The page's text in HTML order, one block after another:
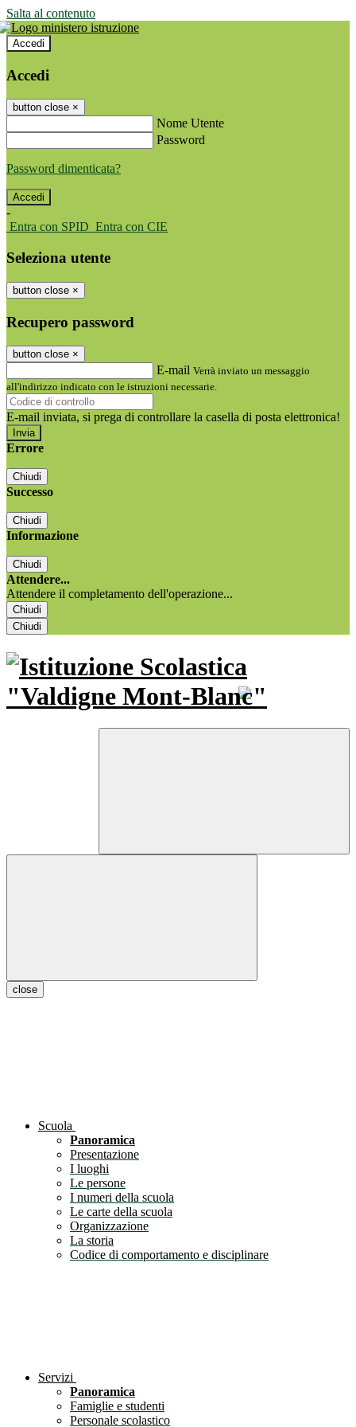
Salta al contenuto
Accedi
Accedi
button close ×
Nome Utente
Password
Password dimenticata?
-
Entra con SPID Entra con CIE
Seleziona utente
button close ×
Recupero password
button close ×
E-mail Verrà inviato un messaggio
all'indirizzo indicato con le istruzioni necessarie.
E-mail inviata, si prega di controllare la casella di posta elettronica!
Errore
Chiudi
Successo
Chiudi
Informazione
Chiudi
Attendere...
Attendere il completamento dell'operazione...
Chiudi
Chiudi
close
Scuola
Panoramica
Presentazione
I luoghi
Le persone
I numeri della scuola
Le carte della scuola
Organizzazione
La storia
Codice di comportamento e disciplinare
Servizi
Panoramica
Famiglie e studenti
Personale scolastico